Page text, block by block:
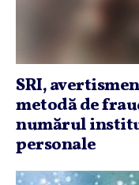
SRI,
metodă de
numărul
personale